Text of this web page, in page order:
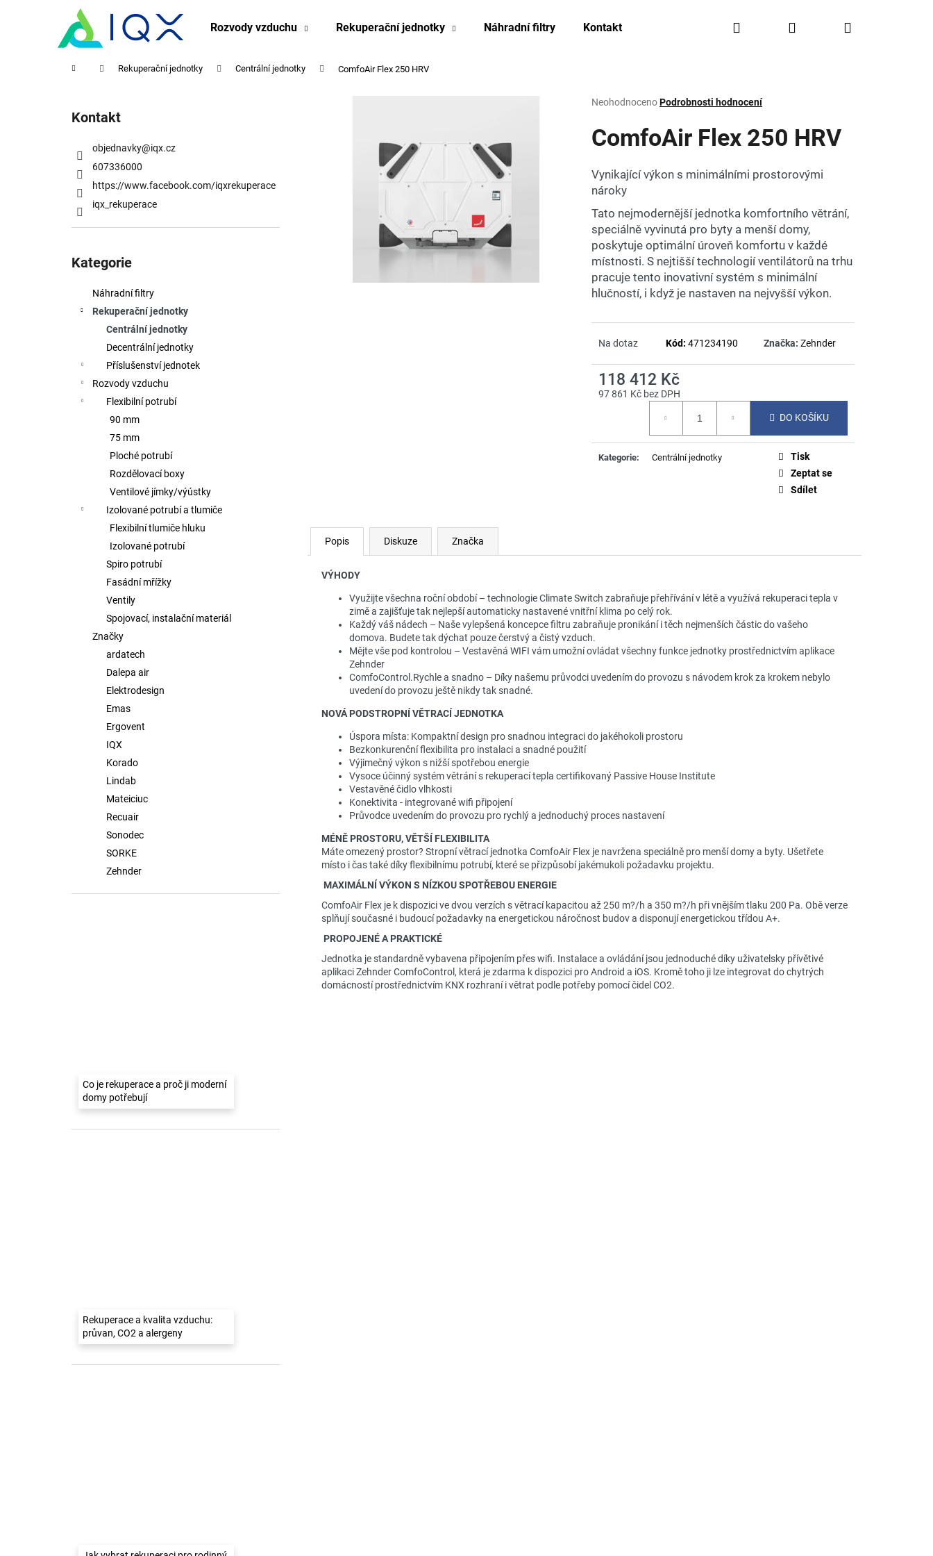
Rozvody vzduchu Rekuperační jednotky Náhradní filtry Kontakt Doprava a platba Značky
Hledat PřihlášeníNákupní
Domů Rekuperační jednotky Centrální jednotky ComfoAir Flex 250 HRV
Kontakt
objednavky@iqx.cz
607336000
https://www.facebook.com/iqxrekuperace
iqx_rekuperace
kategorie
Kategorie
Náhradní filtry
Rekuperační jednotky
Centrální jednotky
Decentrální jednotky
Příslušenství jednotek
Rozvody vzduchu
Flexibilní potrubí
90 mm
75 mm
Ploché potrubí
Rozdělovací boxy
Ventilové jímky/výústky
Izolované potrubí a tlumiče
Flexibilní tlumiče hluku
Izolované potrubí
Spiro potrubí
Fasádní mřížky
Ventily
Spojovací, instalační materiál
Značky
ardatech
Dalepa air
Elektrodesign
Emas
Ergovent
IQX
Korado
Lindab
Mateiciuc
Recuair
Sonodec
SORKE
Zehnder
Co je rekuperace a proč ji moderní
domy potřebují
Rekuperace a kvalita vzduchu:
průvan, CO2 a alergeny
Průměrné
produktu
je
5
hvězdiček.
NeohodnocenoPodrobnosti hodnocení
ComfoAir Flex 250 HRV
Vynikající výkon s minimálními prostorovými
nároky
Tato nejmodernější jednotka komfortního větrání,
speciálně vyvinutá pro byty a menší domy,
poskytuje optimální úroveň komfortu v každé
místnosti. S nejtišší technologií ventilátorů na trhu
pracuje tento inovativní systém s minimální
hlučností, i když je nastaven na nejvyšší výkon.
Na dotaz Kód: 471234190 Značka: Zehnder
118 412 Kč
97 861 Kč bez DPH
DO KOŠÍKU
Kategorie: Centrální jednotky
Tisk
Zeptat se
Sdílet
Popis Diskuze Značka
VÝHODY
Využijte všechna roční období – technologie Climate Switch zabraňuje přehřívání v létě a využívá rekuperaci tepla v
zimě a zajišťuje tak nejlepší automaticky nastavené vnitřní klima po celý rok.
Každý váš nádech – Naše vylepšená koncepce filtru zabraňuje pronikání i těch nejmenších částic do vašeho
domova. Budete tak dýchat pouze čerstvý a čistý vzduch.
Mějte vše pod kontrolou – Vestavěná WIFI vám umožní ovládat všechny funkce jednotky prostřednictvím aplikace
Zehnder
ComfoControl.Rychle a snadno – Díky našemu průvodci uvedením do provozu s návodem krok za krokem nebylo
uvedení do provozu ještě nikdy tak snadné.
NOVÁ PODSTROPNÍ VĚTRACÍ JEDNOTKA
Úspora místa: Kompaktní design pro snadnou integraci do jakéhokoli prostoru
Bezkonkurenční flexibilita pro instalaci a snadné použití
Výjimečný výkon s nižší spotřebou energie
Vysoce účinný systém větrání s rekuperací tepla certifikovaný Passive House Institute
Vestavěné čidlo vlhkosti
Konektivita - integrované wifi připojení
Průvodce uvedením do provozu pro rychlý a jednoduchý proces nastavení
MÉNĚ PROSTORU, VĚTŠÍ FLEXIBILITA
Máte omezený prostor? Stropní větrací jednotka ComfoAir Flex je navržena speciálně pro menší domy a byty. Ušetřete
místo i čas také díky flexibilnímu potrubí, které se přizpůsobí jakémukoli požadavku projektu.
MAXIMÁLNÍ VÝKON S NÍZKOU SPOTŘEBOU ENERGIE
ComfoAir Flex je k dispozici ve dvou verzích s větrací kapacitou až 250 m?/h a 350 m?/h při vnějším tlaku 200 Pa. Obě verze
splňují současné i budoucí požadavky na energetickou náročnost budov a disponují energetickou třídou A+.
PROPOJENÉ A PRAKTICKÉ
Jednotka je standardně vybavena připojením přes wifi. Instalace a ovládání jsou jednoduché díky uživatelsky přívětivé
aplikaci Zehnder ComfoControl, která je zdarma k dispozici pro Android a iOS. Kromě toho ji lze integrovat do chytrých
domácností prostřednictvím KNX rozhraní i větrat podle potřeby pomocí čidel CO2.
Zpět
Zpět
Co potřebujete najít?
Doporučujeme